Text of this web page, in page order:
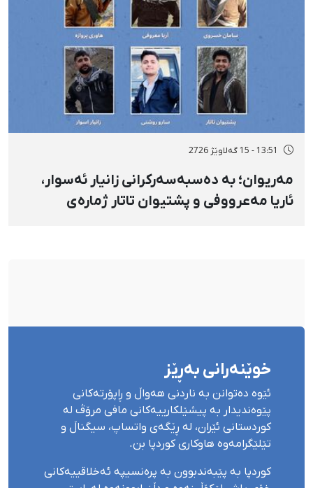
13:51 - 15 گەلاوێژ 2726
مەریوان؛ بە دەسبەسەرکرانی زانیار ئەسوار،
ئاریا مەعرووفی و پشتیوان تاتار ژمارەی
خوێنەرانی بەڕێز
ئێوە دەتوانن بە ناردنی هەواڵ و ڕاپۆرتەکانی
پێوەندیدار بە پیشێلکارییەکانی مافی مرۆڤ لە
کوردستانی ئێران، لە ڕێگەی واتساپ، سیگناڵ و
تێلێگرامەوە هاوکاری کوردپا بن.
کوردپا بە پێبەندبوون بە پرەنسیپە ئەخلاقییەکانی